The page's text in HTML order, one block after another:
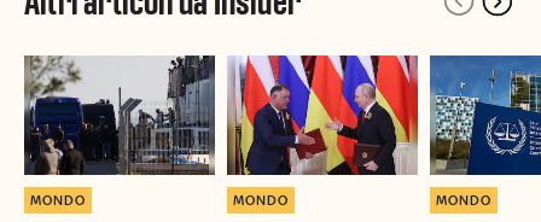
MONDO MONDO MONDO